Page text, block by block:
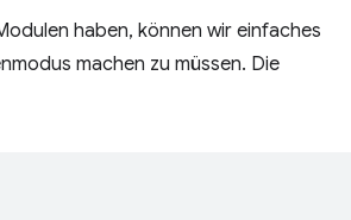
haben, können wir einfaches
machen zu müssen. Die